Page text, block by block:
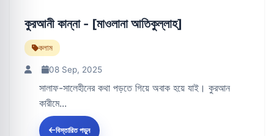
কুরআনী কান্না - [মাওলানা আতিকুল্লাহ]
কলাম
08 Sep, 2025
সালাফ-সালেহীনের কথা পড়তে গিয়ে অবাক হয়ে যাই। কুরআন
কারীমে...
বিস্তারিত পড়ুন